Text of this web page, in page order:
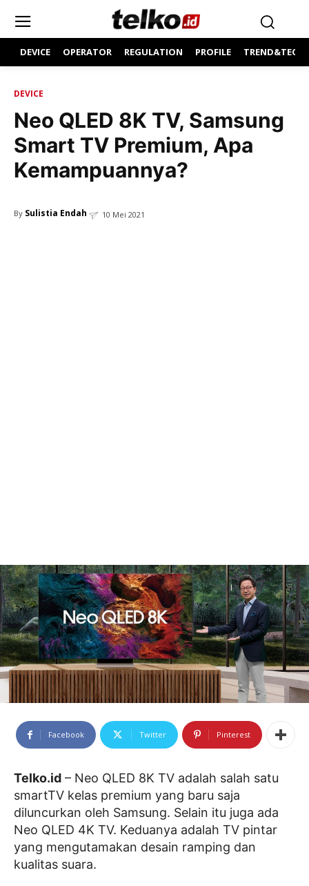
DEVICE OPERATOR REGULATION PROFILE
DEVICE
Neo QLED 8K TV, Samsung
Smart TV Premium, Apa
Kemampuannya?
By Sulistia Endah 10 Mei 2021
Facebook Twitter Pinterest
Telko.id – Neo QLED 8K TV adalah salah satu
smartTV kelas premium yang baru saja
diluncurkan oleh Samsung. Selain itu juga ada
Neo QLED 4K TV. Keduanya adalah TV pintar
yang mengutamakan desain ramping dan
kualitas suara.